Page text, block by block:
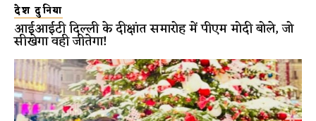
देश दुनिया
आईआईटी दिल्ली के दीक्षांत समारोह में पीएम मोदी बोले, जो
सीखेगा वही जीतेगा!